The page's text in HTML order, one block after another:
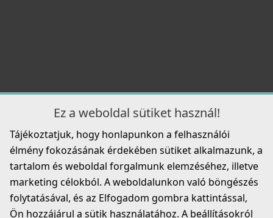
Ez a weboldal sütiket használ!
Tájékoztatjuk, hogy honlapunkon a felhasználói
élmény fokozásának érdekében sütiket alkalmazunk, a
tartalom és weboldal forgalmunk elemzéséhez, illetve
marketing célokból. A weboldalunkon való böngészés
folytatásával, és az Elfogadom gombra kattintással,
Ön hozzájárul a sütik használatához. A beállításokról